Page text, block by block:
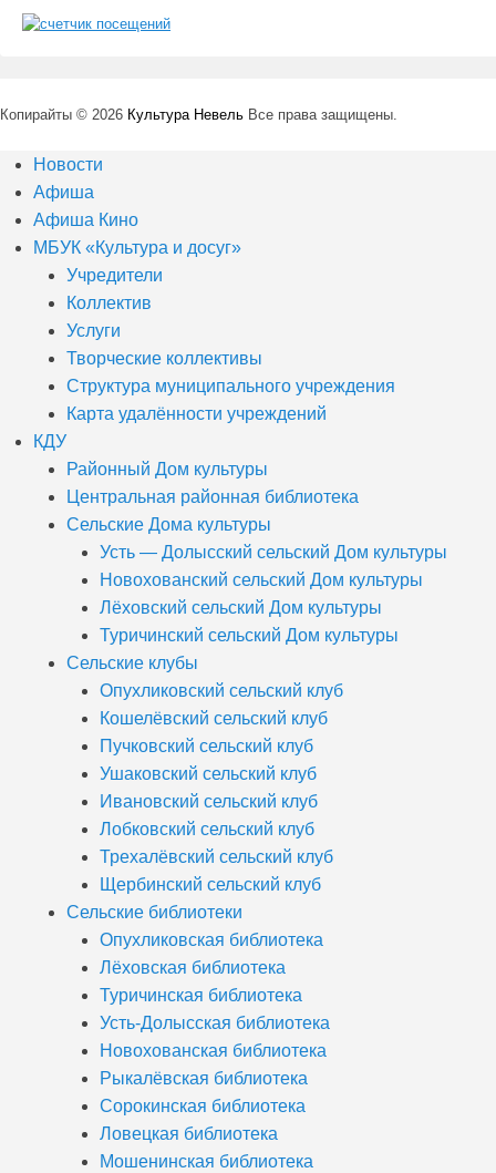
Копирайты © 2026 Культура Невель Все права защищены.
Новости
Афиша
Афиша Кино
МБУК «Культура и досуг»
Учредители
Коллектив
Услуги
Творческие коллективы
Структура муниципального учреждения
Карта удалённости учреждений
КДУ
Районный Дом культуры
Центральная районная библиотека
Сельские Дома культуры
Усть — Долысский сельский Дом культуры
Новохованский сельский Дом культуры
Лёховский сельский Дом культуры
Туричинский сельский Дом культуры
Сельские клубы
Опухликовский сельский клуб
Кошелёвский сельский клуб
Пучковский сельский клуб
Ушаковский сельский клуб
Ивановский сельский клуб
Лобковский сельский клуб
Трехалёвский сельский клуб
Щербинский сельский клуб
Сельские библиотеки
Опухликовская библиотека
Лёховская библиотека
Туричинская библиотека
Усть-Долысская библиотека
Новохованская библиотека
Рыкалёвская библиотека
Сорокинская библиотека
Ловецкая библиотека
Мошенинская библиотека